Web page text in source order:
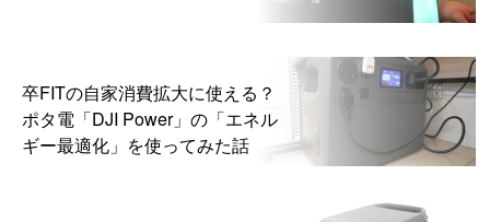
卒FITの自家消費拡大に使える？
ポタ電「DJI Power」の「エネル
ギー最適化」を使ってみた話